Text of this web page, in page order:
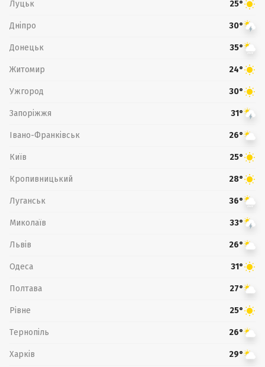
Луцьк 25°
Дніпро 30°
Донецьк 35°
Житомир 24°
Ужгород 30°
Запоріжжя 31°
Івано-Франківськ 26°
Київ 25°
Кропивницький 28°
Луганськ 36°
Миколаїв 33°
Львів 26°
Одеса 31°
Полтава 27°
Рівне 25°
Тернопіль 26°
Харків 29°